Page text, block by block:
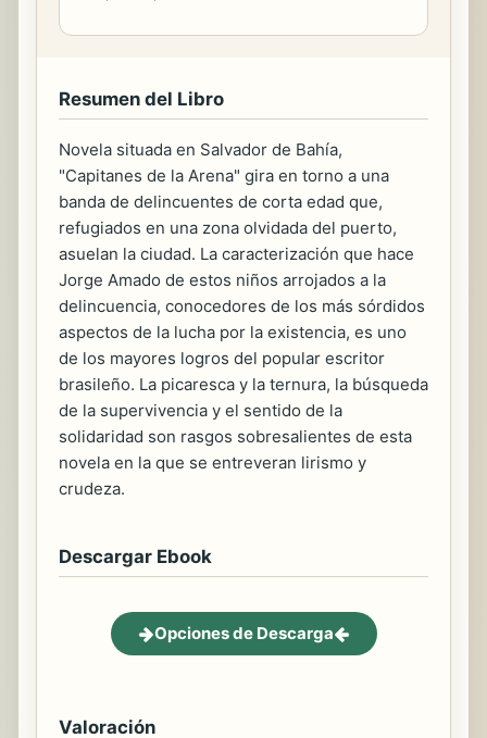
Resumen del Libro
Novela situada en Salvador de Bahía,
"Capitanes de la Arena" gira en torno a una
banda de delincuentes de corta edad que,
refugiados en una zona olvidada del puerto,
asuelan la ciudad. La caracterización que hace
Jorge Amado de estos niños arrojados a la
delincuencia, conocedores de los más sórdidos
aspectos de la lucha por la existencia, es uno
de los mayores logros del popular escritor
brasileño. La picaresca y la ternura, la búsqueda
de la supervivencia y el sentido de la
solidaridad son rasgos sobresalientes de esta
novela en la que se entreveran lirismo y
crudeza.
Descargar Ebook
Opciones de Descarga
Valoración